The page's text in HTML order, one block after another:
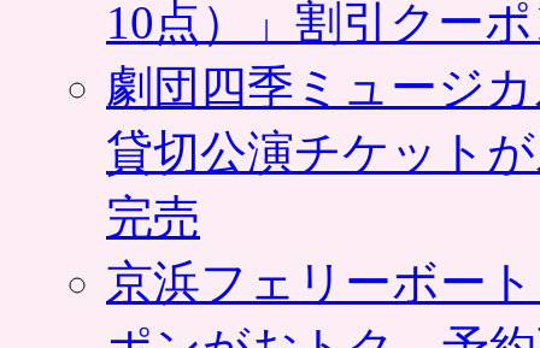
10点）」割引クー
劇団四季ミュージ
貸切公演チケット
完売
京浜フェリーボー